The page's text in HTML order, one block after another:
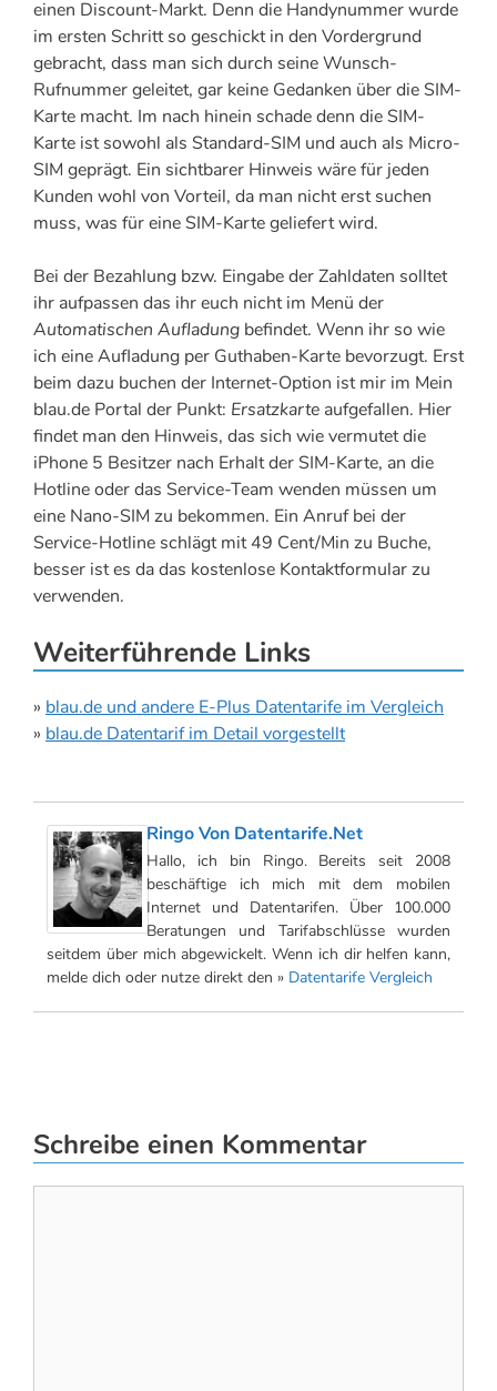
einen Discount-Markt. Denn die Handynummer wurde
im ersten Schritt so geschickt in den Vordergrund
gebracht, dass man sich durch seine Wunsch-
Rufnummer geleitet, gar keine Gedanken über die SIM-
Karte macht. Im nach hinein schade denn die SIM-
Karte ist sowohl als Standard-SIM und auch als Micro-
SIM geprägt. Ein sichtbarer Hinweis wäre für jeden
Kunden wohl von Vorteil, da man nicht erst suchen
muss, was für eine SIM-Karte geliefert wird.
Bei der Bezahlung bzw. Eingabe der Zahldaten solltet
ihr aufpassen das ihr euch nicht im Menü der
Automatischen Aufladung befindet. Wenn ihr so wie
ich eine Aufladung per Guthaben-Karte bevorzugt. Erst
beim dazu buchen der Internet-Option ist mir im Mein
blau.de Portal der Punkt: Ersatzkarte aufgefallen. Hier
findet man den Hinweis, das sich wie vermutet die
iPhone 5 Besitzer nach Erhalt der SIM-Karte, an die
Hotline oder das Service-Team wenden müssen um
eine Nano-SIM zu bekommen. Ein Anruf bei der
Service-Hotline schlägt mit 49 Cent/Min zu Buche,
besser ist es da das kostenlose Kontaktformular zu
verwenden.
Weiterführende Links
» blau.de und andere E-Plus Datentarife im Vergleich
» blau.de Datentarif im Detail vorgestellt
Ringo Von Datentarife.net
Hallo, ich bin Ringo. Bereits seit 2008
beschäftige ich mich mit dem mobilen
Internet und Datentarifen. Über 100.000
Beratungen und Tarifabschlüsse wurden
seitdem über mich abgewickelt. Wenn ich dir helfen kann,
melde dich oder nutze direkt den » Datentarife Vergleich
Schreibe einen Kommentar